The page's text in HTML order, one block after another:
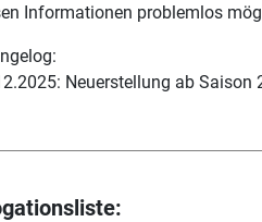
Informationen problemlos
Neuerstellung ab Saison